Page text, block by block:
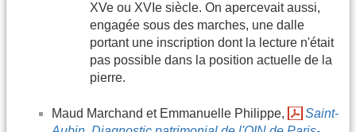
XVe ou XVIe siècle. On apercevait aussi,
engagée sous des marches, une dalle
portant une inscription dont la lecture n'était
pas possible dans la position actuelle de la
pierre.
Maud Marchand et Emmanuelle Philippe,
Saint-